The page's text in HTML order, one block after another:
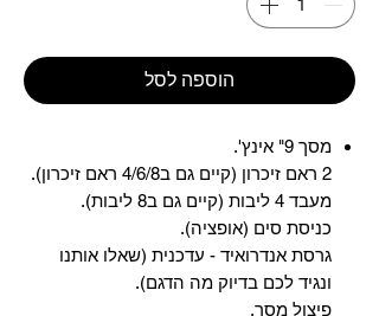
הוספה לסל
מסך 9" אינץ'.
2 ראם זיכרון (קיים גם ב4/6/8 ראם זיכרון).
מעבד 4 ליבות (קיים גם ב8 ליבות).
כניסת סים (אופציה).
גרסת אנדרואיד - עדכנית (שאלו אותנו
ונגיד לכם בדיוק מה הדגם).
פיצול מסך.